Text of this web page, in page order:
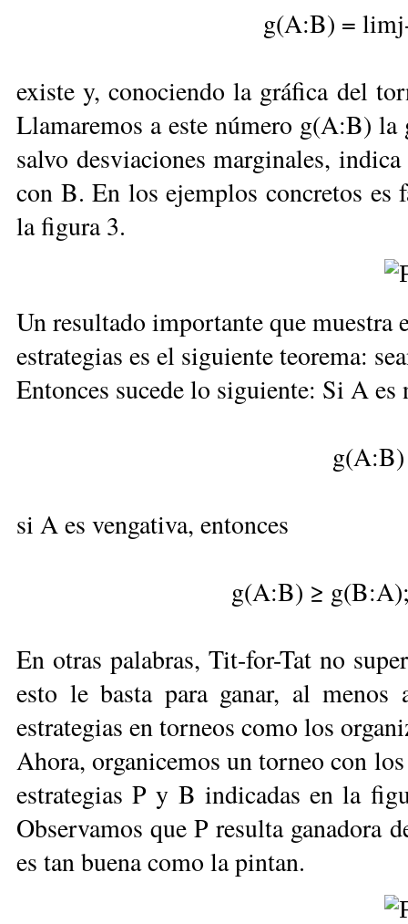
g(A:B) =
existe y, conociendo la gráfica del
Llamaremos a este número g(A:B)
salvo desviaciones marginales,
con B. En los ejemplos concretos
la figura 3.
Un resultado importante que
estrategias es el siguiente teorema:
Entonces sucede lo siguiente: Si A es
si A es vengativa, entonces
g(A:B) ≥
En otras palabras, Tit-for-Tat no
esto le basta para ganar, al menos
estrategias en torneos co­mo los
Ahora, organicemos un torneo con
estrategias P y B indicadas en la
Observamos que P resulta
es tan buena como la pintan.